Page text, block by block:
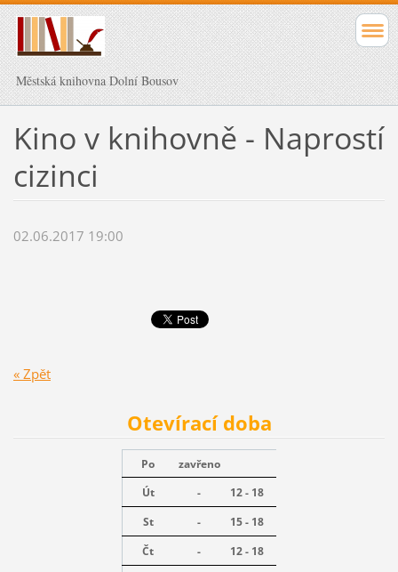
Městská knihovna Dolní Bousov
Kino v knihovně - Naprostí
cizinci
02.06.2017 19:00
« Zpět
Otevírací doba
Po
zavřeno
Út
-
12 - 18
St
-
15 - 18
Čt
-
12 - 18